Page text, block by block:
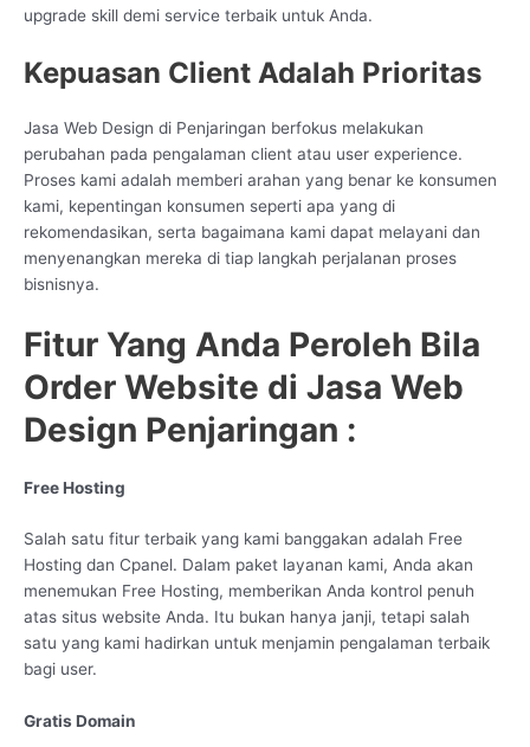
upgrade skill demi service terbaik untuk Anda.
Kepuasan Client Adalah Prioritas
Jasa Web Design di Penjaringan berfokus melakukan
perubahan pada pengalaman client atau user experience.
Proses kami adalah memberi arahan yang benar ke konsumen
kami, kepentingan konsumen seperti apa yang di
rekomendasikan, serta bagaimana kami dapat melayani dan
menyenangkan mereka di tiap langkah perjalanan proses
bisnisnya.
Fitur Yang Anda Peroleh Bila
Order Website di Jasa Web
Design Penjaringan :
Free Hosting
Salah satu fitur terbaik yang kami banggakan adalah Free
Hosting dan Cpanel. Dalam paket layanan kami, Anda akan
menemukan Free Hosting, memberikan Anda kontrol penuh
atas situs website Anda. Itu bukan hanya janji, tetapi salah
satu yang kami hadirkan untuk menjamin pengalaman terbaik
bagi user.
Gratis Domain